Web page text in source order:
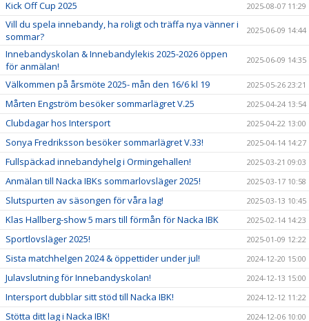
Kick Off Cup 2025 2025-08-07 11:29
Vill du spela innebandy, ha roligt och träffa nya vänner i
sommar?
2025-06-09 14:44
Innebandyskolan & Innebandylekis 2025-2026 öppen
för anmälan!
2025-06-09 14:35
Välkommen på årsmöte 2025- mån den 16/6 kl 19 2025-05-26 23:21
Mårten Engström besöker sommarlägret V.25 2025-04-24 13:54
Clubdagar hos Intersport 2025-04-22 13:00
Sonya Fredriksson besöker sommarlägret V.33! 2025-04-14 14:27
Fullspäckad innebandyhelg i Ormingehallen! 2025-03-21 09:03
Anmälan till Nacka IBKs sommarlovsläger 2025! 2025-03-17 10:58
Slutspurten av säsongen för våra lag! 2025-03-13 10:45
Klas Hallberg-show 5 mars till förmån för Nacka IBK 2025-02-14 14:23
Sportlovsläger 2025! 2025-01-09 12:22
Sista matchhelgen 2024 & öppettider under jul! 2024-12-20 15:00
Julavslutning för Innebandyskolan! 2024-12-13 15:00
Intersport dubblar sitt stöd till Nacka IBK! 2024-12-12 11:22
Stötta ditt lag i Nacka IBK! 2024-12-06 10:00